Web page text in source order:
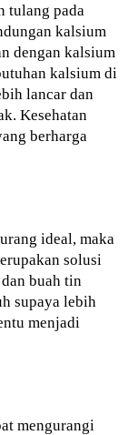
tulang pada
kalsium
dengan kalsium
kalsium di
lancar dan
Kesehatan
berharga
ideal, maka
solusi
buah tin
supaya lebih
menjadi
mengurangi